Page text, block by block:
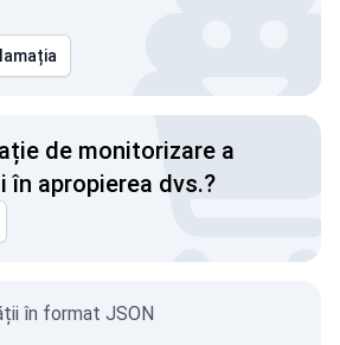
de monitorizare a
în apropierea dvs.?
în format JSON